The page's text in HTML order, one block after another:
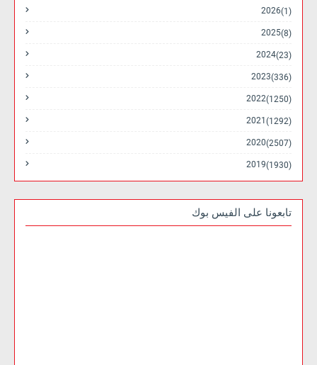
2026 (1)
2025 (8)
2024 (23)
2023 (336)
2022 (1250)
2021 (1292)
2020 (2507)
2019 (1930)
تابعونا على الفيس بوك